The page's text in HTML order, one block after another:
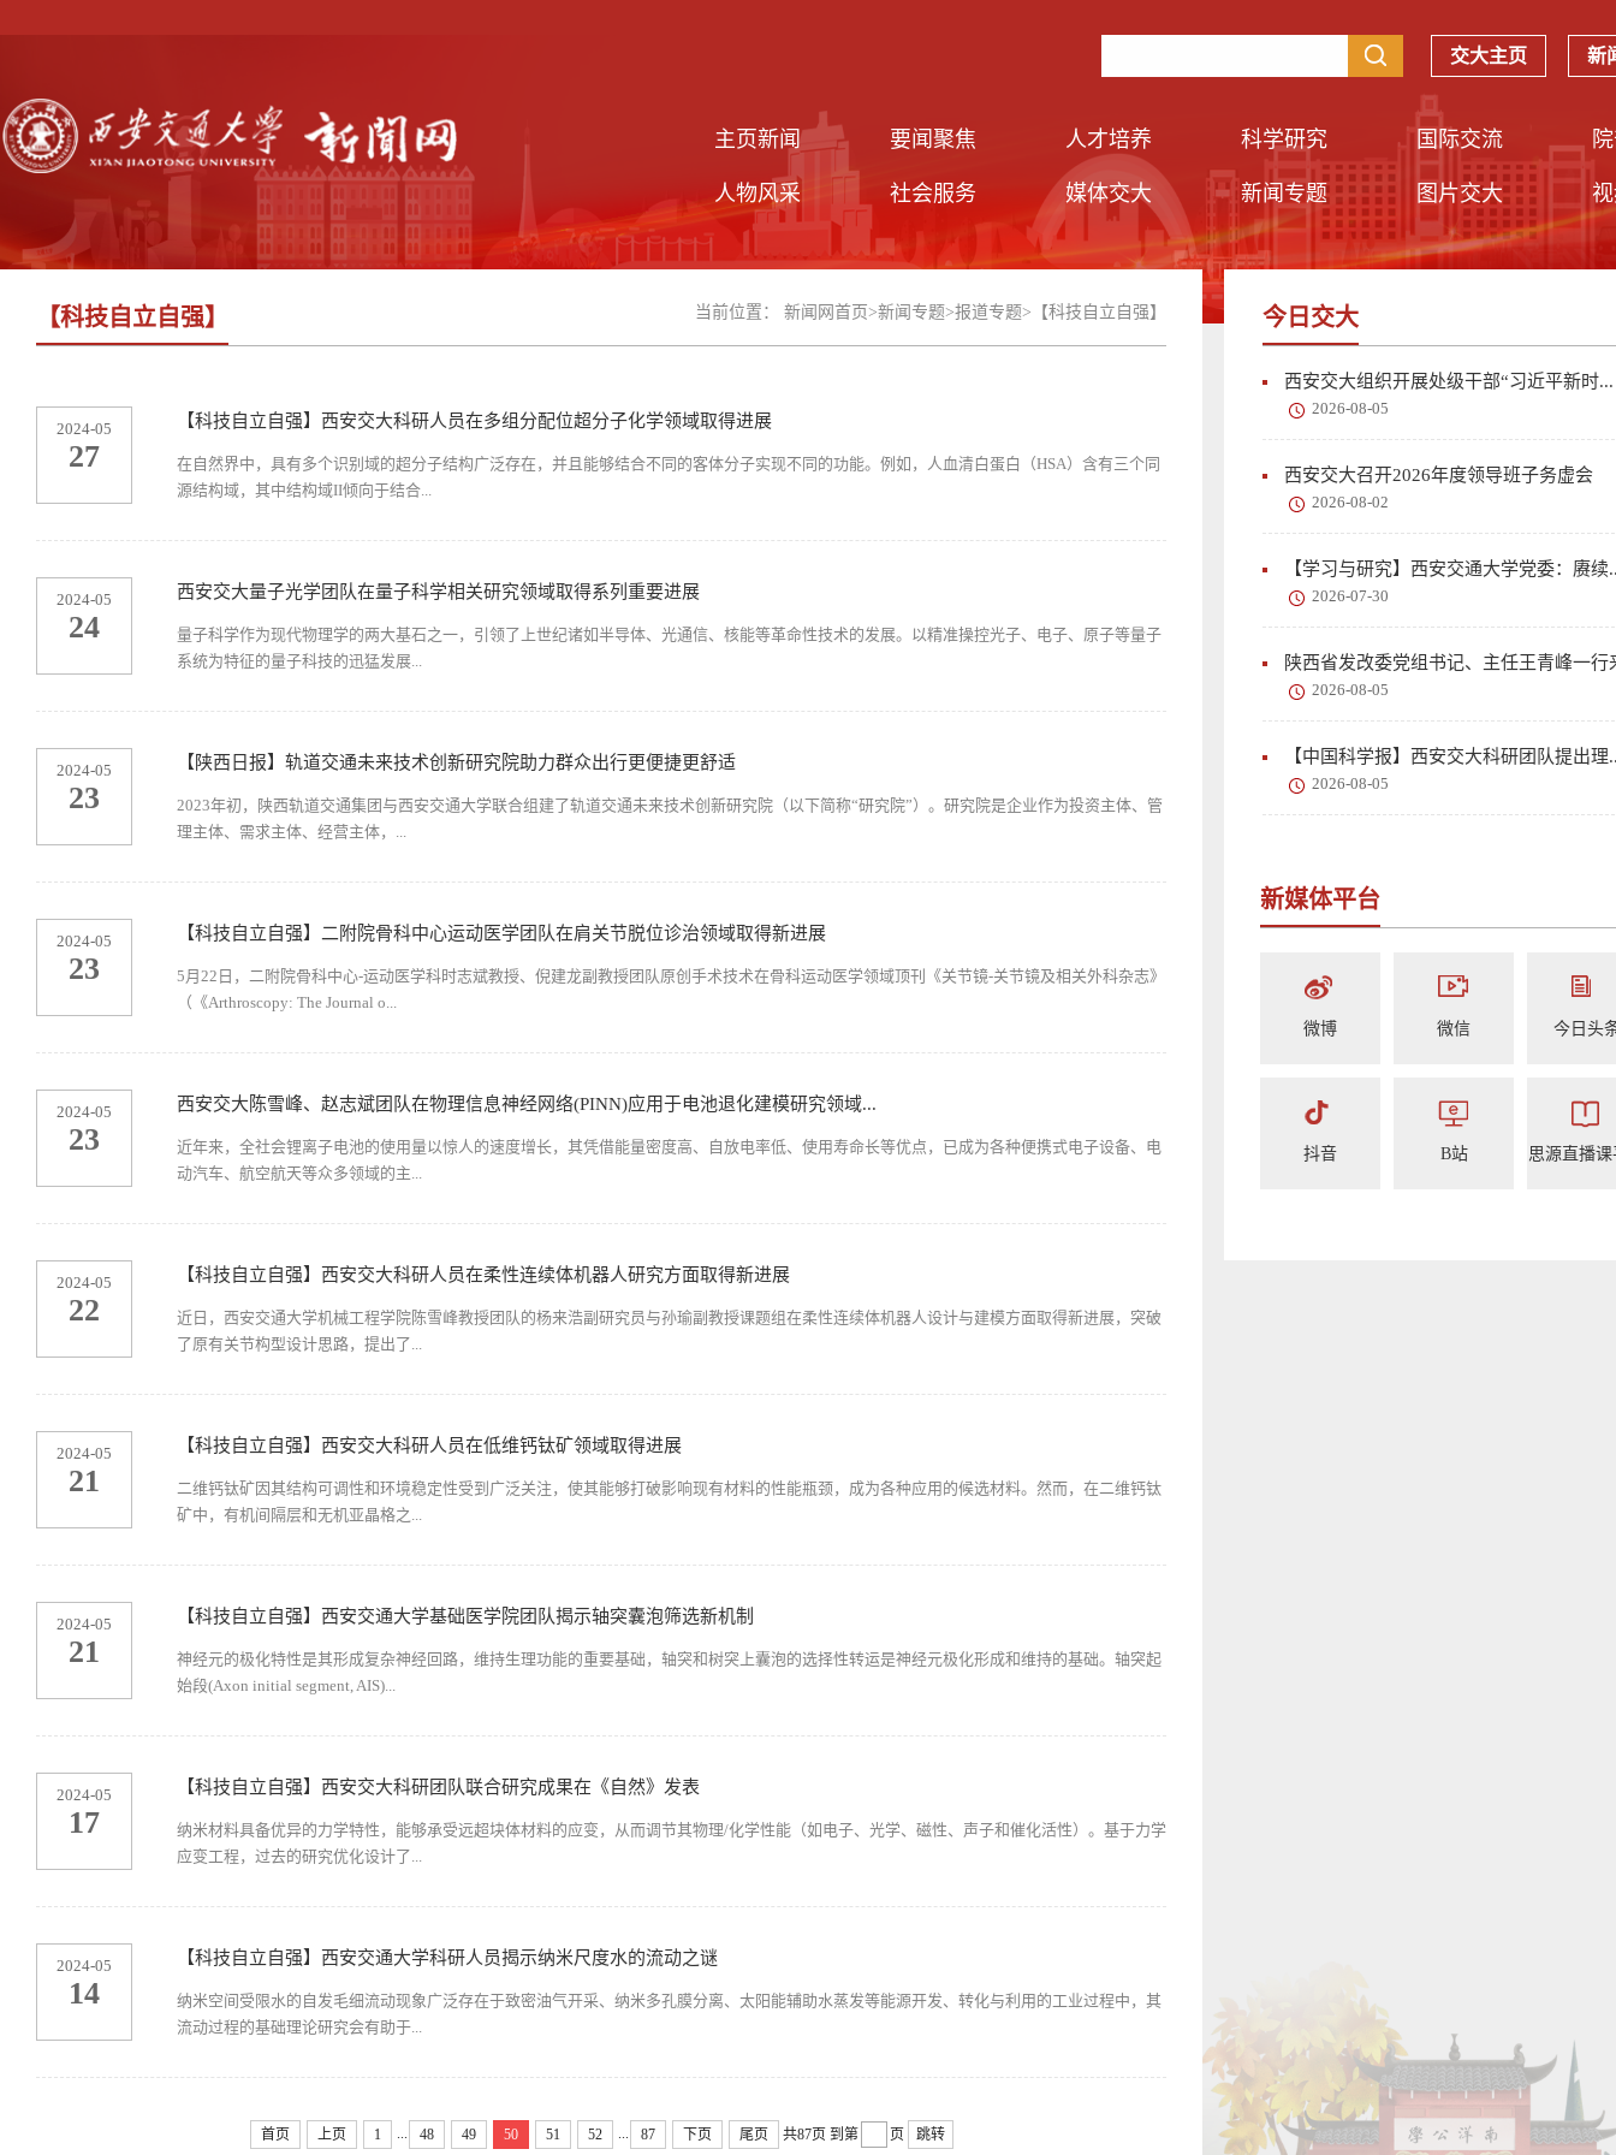
交大主页 新
主页新闻 要闻聚焦 人才培养 科学研究 国际交流
人物风采 社会服务 媒体交大 新闻专题 图片交大
当前位置： 新闻网首页>新闻专题>报道专题> 【科技自立自强】
【科技自立自强】
2024-05
27
【科技自立自强】西安交大科研人员在多组分配位超分子化学领域取得进展
在自然界中，具有多个识别域的超分子结构广泛存在，并且能够结合不同的客体分子实现不同的功能。例如，人血清白蛋白（HSA）含有三个同
源结构域，其中结构域II倾向于结合...
2024-05
24
西安交大量子光学团队在量子科学相关研究领域取得系列重要进展
量子科学作为现代物理学的两大基石之一，引领了上世纪诸如半导体、光通信、核能等革命性技术的发展。以精准操控光子、电子、原子等量子
系统为特征的量子科技的迅猛发展...
2024-05
23
【陕西日报】轨道交通未来技术创新研究院助力群众出行更便捷更舒适
2023年初，陕西轨道交通集团与西安交通大学联合组建了轨道交通未来技术创新研究院（以下简称“研究院”）。研究院是企业作为投资主体、管
理主体、需求主体、经营主体，...
2024-05
23
【科技自立自强】二附院骨科中心运动医学团队在肩关节脱位诊治领域取得新进展
5月22日，二附院骨科中心-运动医学科时志斌教授、倪建龙副教授团队原创手术技术在骨科运动医学领域顶刊《关节镜-关节镜及相关外科杂志》
（《Arthroscopy: The Journal o...
2024-05
23
西安交大陈雪峰、赵志斌团队在物理信息神经网络(PINN)应用于电池退化建模研究领域...
近年来，全社会锂离子电池的使用量以惊人的速度增长，其凭借能量密度高、自放电率低、使用寿命长等优点，已成为各种便携式电子设备、电
动汽车、航空航天等众多领域的主...
2024-05
22
【科技自立自强】西安交大科研人员在柔性连续体机器人研究方面取得新进展
近日，西安交通大学机械工程学院陈雪峰教授团队的杨来浩副研究员与孙瑜副教授课题组在柔性连续体机器人设计与建模方面取得新进展，突破
了原有关节构型设计思路，提出了...
2024-05
21
【科技自立自强】西安交大科研人员在低维钙钛矿领域取得进展
二维钙钛矿因其结构可调性和环境稳定性受到广泛关注，使其能够打破影响现有材料的性能瓶颈，成为各种应用的候选材料。然而，在二维钙钛
矿中，有机间隔层和无机亚晶格之...
2024-05
21
【科技自立自强】西安交通大学基础医学院团队揭示轴突囊泡筛选新机制
神经元的极化特性是其形成复杂神经回路，维持生理功能的重要基础，轴突和树突上囊泡的选择性转运是神经元极化形成和维持的基础。轴突起
始段(Axon initial segment, AIS)...
2024-05
17
【科技自立自强】西安交大科研团队联合研究成果在《自然》发表
纳米材料具备优异的力学特性，能够承受远超块体材料的应变，从而调节其物理/化学性能（如电子、光学、磁性、声子和催化活性）。基于力学
应变工程，过去的研究优化设计了...
2024-05
14
【科技自立自强】西安交通大学科研人员揭示纳米尺度水的流动之谜
纳米空间受限水的自发毛细流动现象广泛存在于致密油气开采、纳米多孔膜分离、太阳能辅助水蒸发等能源开发、转化与利用的工业过程中，其
流动过程的基础理论研究会有助于...
首页 上页 1 48 49 50 51 52 87 下页 尾页 共87页 到第 页 跳转
今日交大
西安交大组织开展处级干部“习近平新时...
2026-08-05
西安交大召开2026年度领导班子务虚会
2026-08-02
【学习与研究】西安交通大学党委：赓续
2026-07-30
陕西省发改委党组书记、主任王青峰一行
2026-08-05
【中国科学报】西安交大科研团队提出理
2026-08-05
新媒体平台
微博 微信 今日头
抖音 B站 思源直播课